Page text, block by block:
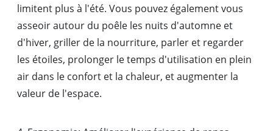
limitent plus à l'été. Vous pouvez également vous
asseoir autour du poêle les nuits d'automne et
d'hiver, griller de la nourriture, parler et regarder
les étoiles, prolonger le temps d'utilisation en plein
air dans le confort et la chaleur, et augmenter la
valeur de l'espace.